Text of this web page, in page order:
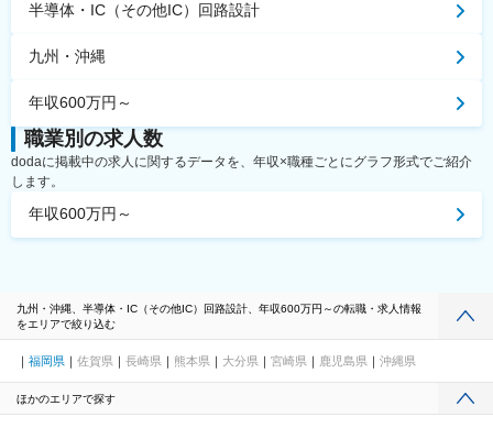
半導体・IC（その他IC）回路設計
九州・沖縄
年収600万円～
職業別の求人数
dodaに掲載中の求人に関するデータを、年収×職種ごとにグラフ形式でご紹介
します。
年収600万円～
九州・沖縄、半導体・IC（その他IC）回路設計、年収600万円～の転職・求人情報
をエリアで絞り込む
福岡県 佐賀県 長崎県 熊本県 大分県 宮崎県 鹿児島県 沖縄県
ほかのエリアで探す